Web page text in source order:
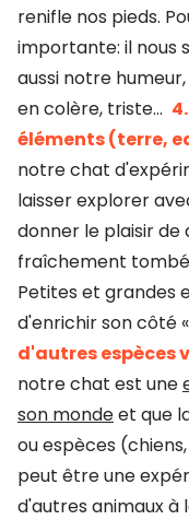
renifle nos pieds.
importante: il nous
aussi notre
en colère, triste…
éléments (terre,
notre chat
laisser explorer
donner le plaisir de
fraîchement
Petites et grandes
d'enrichir son côté
d'autres espèces
notre chat est une
son mondeet que
ou espèces
peut être une
d'autres animaux à